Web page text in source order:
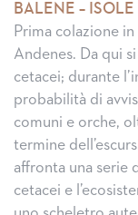
BALENE –
Prima colazione
Andenes. Da qui
cetacei; durante
probabilità di
comuni e orche,
termine
affronta una serie
cetacei e